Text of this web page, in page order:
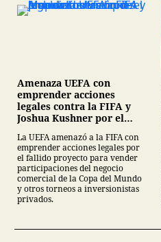
Amenaza UEFA con
emprender acciones
legales contra la FIFA y
Joshua Kushner por el
Mundial
La UEFA amenazó a la FIFA con
emprender acciones legales por
el fallido proyecto para vender
participaciones del negocio
comercial de la Copa del Mundo
y otros torneos a inversionistas
privados.